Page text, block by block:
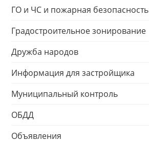
ГО и ЧС и пожарная безопасность
Градостроительное зонирование
Дружба народов
Информация для застройщика
Муниципальный контроль
ОБДД
Объявления